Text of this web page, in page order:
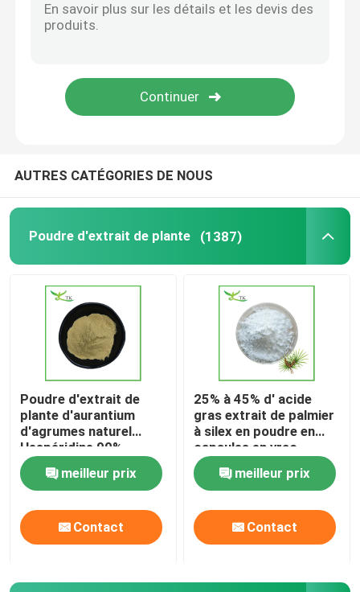
Extrait de Rhodiola rosea en poudre
Extrait de ashwagandha en poudre
Ingrédients de supplément diététique
AUTRES CATÉGORIES DE NOUS
Poudre d'extrait de plante (1387)
Poudre d'extrait de
plante d'aurantium
d'agrumes naturel
Hespéridine 90%
Poudre d'extrait
d'orange amère
meilleur prix
Contact
25% à 45% d' acide
gras extrait de palmier
à silex en poudre en
capsules en vrac
meilleur prix
Contact